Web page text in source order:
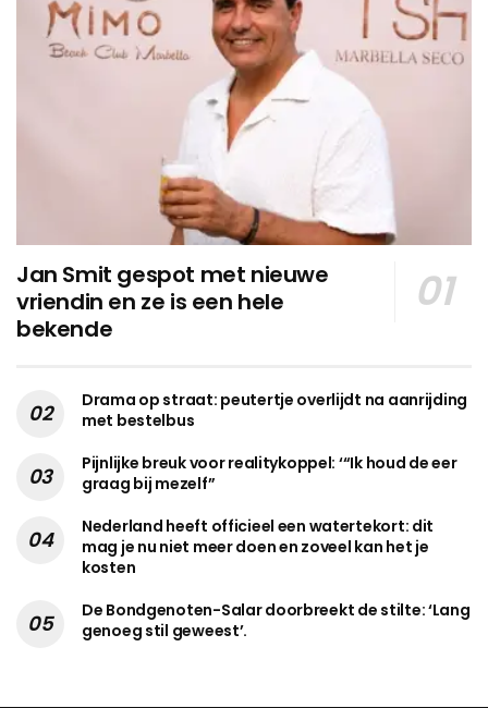
Jan Smit gespot met nieuwe
vriendin en ze is een hele
bekende
Drama op straat: peutertje overlijdt na aanrijding
met bestelbus
Pijnlijke breuk voor realitykoppel: ‘“Ik houd de eer
graag bij mezelf”
Nederland heeft officieel een watertekort: dit
mag je nu niet meer doen en zoveel kan het je
kosten
De Bondgenoten-Salar doorbreekt de stilte: ‘Lang
genoeg stil geweest’.